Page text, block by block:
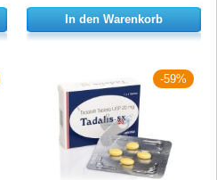
In den Warenkorb
-59%